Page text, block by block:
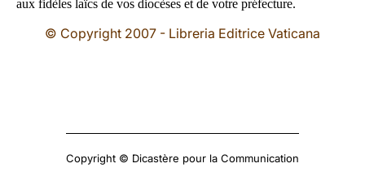
aux fidèles laïcs de vos diocèses et de votre préfecture.
© Copyright 2007 - Libreria Editrice Vaticana
Copyright © Dicastère pour la Communication